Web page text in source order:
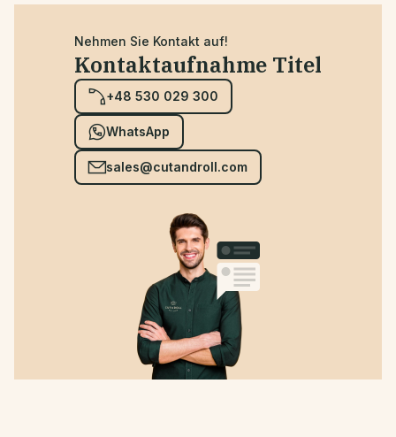
Nehmen Sie Kontakt auf!
Kontaktaufnahme Titel
+48 530 029 300
WhatsApp
sales@cutandroll.com